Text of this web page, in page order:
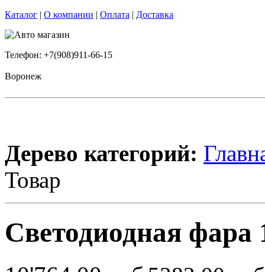
Каталог | О компании | Оплата | Доставка
Телефон: +7(908)911-66-15
Воронеж
Дерево категорий:
Товар
Светодиодная фара